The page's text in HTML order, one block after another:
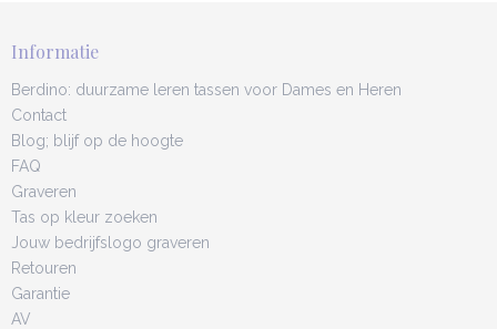
Informatie
Berdino: duurzame leren tassen voor Dames en Heren
Contact
Blog; blijf op de hoogte
FAQ
Graveren
Tas op kleur zoeken
Jouw bedrijfslogo graveren
Retouren
Garantie
AV